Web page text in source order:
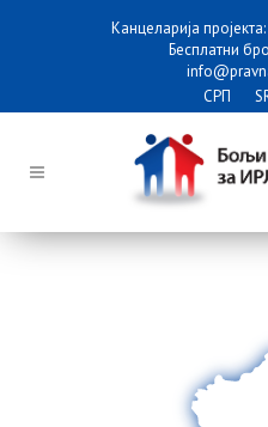
Канцеларија
Бесплатни
СРП